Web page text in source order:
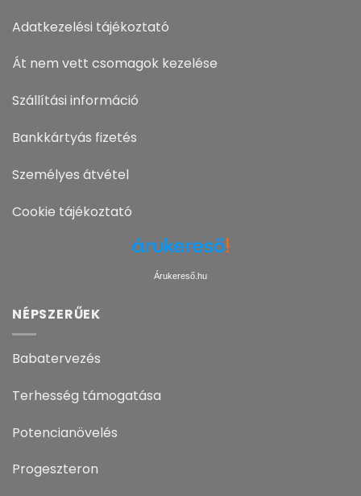
Adatkezelési tájékoztató
Át nem vett csomagok kezelése
Szállítási információ
Bankkártyás fizetés
Személyes átvétel
Cookie tájékoztató
Árukereső.hu
NÉPSZERŰEK
Babatervezés
Terhesség támogatása
Potencianövelés
Progeszteron